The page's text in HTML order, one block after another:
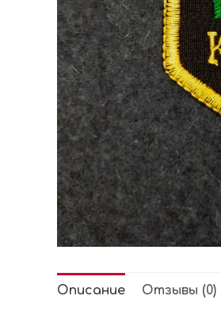
Описание Отзывы (0)